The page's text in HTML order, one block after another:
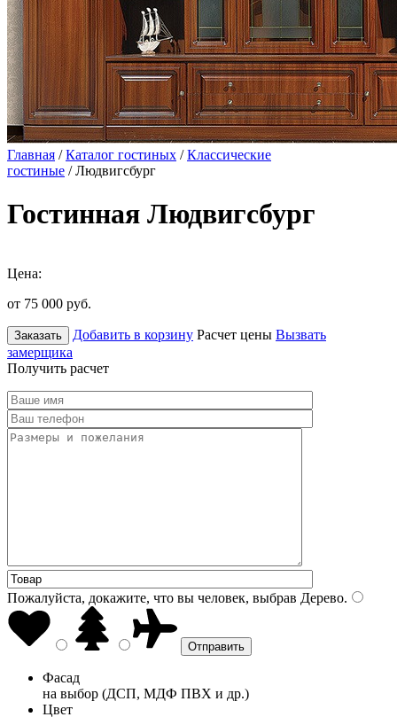
Главная /Каталог гостиных /Классические
гостиные / Людвигсбург
Гостинная Людвигсбург
Цена:
от 75 000 руб.
Заказать Добавить в корзину Расчет цены Вызвать
замерщика
Получить расчет
Пожалуйста, докажите, что вы человек, выбрав Дерево.
Фасад
на выбор (ДСП, МДФ ПВХ и др.)
Цвет